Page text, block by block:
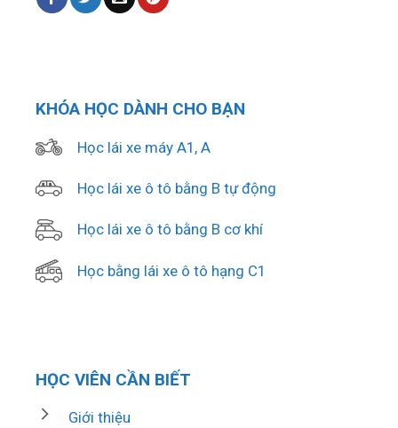
KHÓA HỌC DÀNH CHO BẠN
Học lái xe máy A1, A
Học lái xe ô tô bằng B tự động
Học lái xe ô tô bằng B cơ khí
Học bằng lái xe ô tô hạng C1
HỌC VIÊN CẦN BIẾT
Giới thiệu